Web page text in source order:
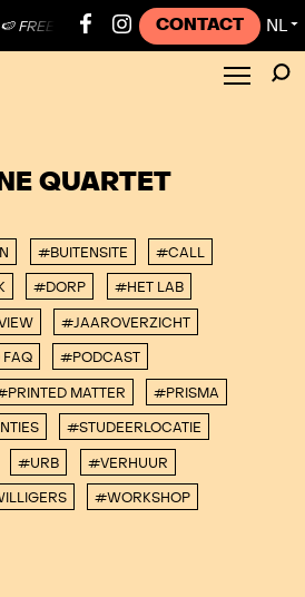
PALESTINE ● 🍉 STOP GENOCIDE
CONTACT NL ▼
QUARTET
#BUITENSITE #CALL
#DORP #HET LAB
#JAAROVERZICHT
#PODCAST
MATTER #PRISMA
#STUDEERLOCATIE
#URB #VERHUUR
#WORKSHOP